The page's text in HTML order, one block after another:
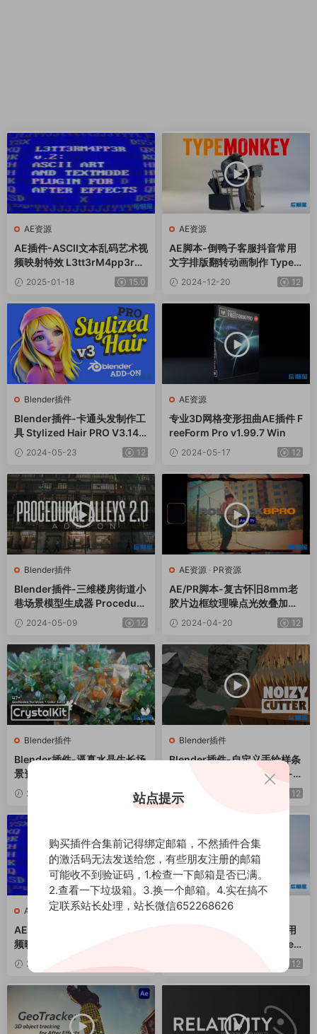
AE资源
AE插件-ASCII文本乱码艺术视
频映射特效 L3tt3rM4pp3r2
V2.3 Win
2025-01-18 15.0
AE资源
AE脚本-倒鸭子客服抖音常用
文字排版翻转动画制作 TypeM
onkey v1.26+使用教程
2024-12-20 12
Blender插件
Blender插件-卡通头发制作工
具 Stylized Hair PRO V3.14
+使用教程
2024-05-23 12
AE资源
专业3D网格变形扭曲AE插件 F
reeForm Pro v1.99.7 Win
2024-05-17 12
Blender插件
Blender插件-三维楼房街道小
巷场景模型生成器 Procedura
l Alleys V2.0+Assets预设库
+使用教程
2024-05-09 12
AE资源 · PR资源
AE/PR脚本-复古怀旧8mm老
胶片边框纹理噪点光效叠加效
果 ROLLBACK8 Pro
2024-04-20 12
Blender插件
Blender插件-逼真水晶生长场
景资产预设 Crystal Kit – 3D A
sset Kit v1.2+使用教程
2024-04-08 12
Blender插件
Blender插件-自定义手绘样条
线几何切割破碎工具 Noisy-C
2024-04-01 12
AE资源
AE插件-ASCII文本乱码艺术视
频映射特效 L3tt3rM4pp3r2
V2.2 Win
2024-03-30
AE资源
AE脚本-倒鸭子客服抖音常用
文字排版翻转动画制作 TypeM
12
站点提示
购买插件合集前记得绑定邮箱，不然插件合集
的激活码无法发送给您，有些朋友注册的邮箱
可能收不到验证码，1.检查一下邮箱是否已满。
2.查看一下垃圾箱。3.换一个邮箱。4.实在搞不
定联系站长处理，站长微信652268626